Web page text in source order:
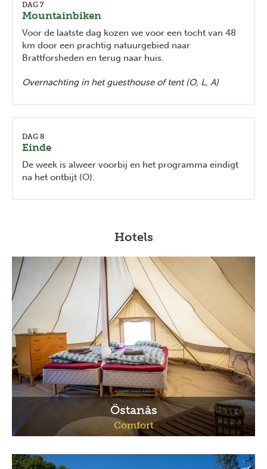
DAG 7
Mountainbiken
Voor de laatste dag kozen we voor een tocht van 48
km door een prachtig natuurgebied naar
Brattforsheden en terug naar huis.
Overnachting in het guesthouse of tent (O, L, A)
DAG 8
Einde
De week is alweer voorbij en het programma eindigt
na het ontbijt (O).
Hotels
Östanås
Comfort